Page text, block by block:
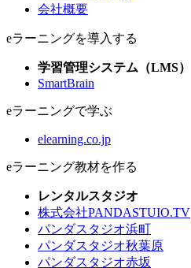
会社概要
eラーニングを導入する
学習管理システム（LMS）
SmartBrain
eラーニングで学ぶ
elearning.co.jp
eラーニング教材を作る
レンタルスタジオ
株式会社PANDASTUIO.TV
パンダスタジオ浜町
パンダスタジオ秋葉原
パンダスタジオ赤坂